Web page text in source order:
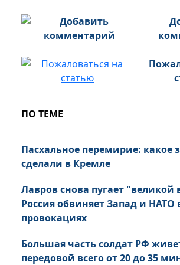
ПО ТЕМЕ
Пасхальное перемирие: какое
сделали в Кремле
Лавров снова пугает "великой
Россия обвиняет Запад и НАТО
провокациях
Большая часть солдат РФ
передовой всего от 20 до 35